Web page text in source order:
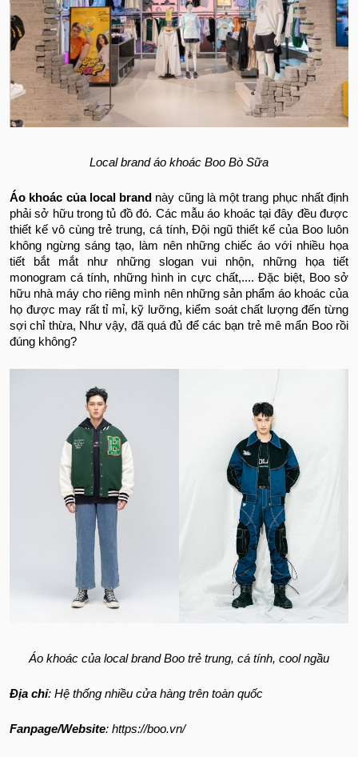
Local brand áo khoác Boo Bò Sữa
Áo khoác của local brand này cũng là một trang phục nhất định
phải sở hữu trong tủ đồ đó. Các mẫu áo khoác tại đây đều được
thiết kế vô cùng trẻ trung, cá tính, Đội ngũ thiết kế của Boo luôn
không ngừng sáng tạo, làm nên những chiếc áo với nhiều họa
tiết bắt mắt như những slogan vui nhộn, những họa tiết
monogram cá tính, những hình in cực chất,.... Đặc biệt, Boo sở
hữu nhà máy cho riêng mình nên những sản phẩm áo khoác của
họ được may rất tỉ mỉ, kỹ lưỡng, kiểm soát chất lượng đến từng
sợi chỉ thừa, Như vậy, đã quá đủ để các bạn trẻ mê mẩn Boo rồi
đúng không?
Áo khoác của local brand Boo trẻ trung, cá tính, cool ngầu
Địa chỉ: Hệ thống nhiều cửa hàng trên toàn quốc
Fanpage/Website: https://boo.vn/